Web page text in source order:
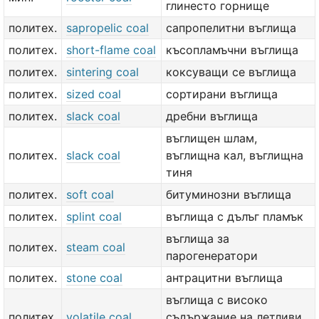
глинесто горнище
политех.
sapropelic coal
сапропелитни въглища
политех.
short-flame coal
късопламъчни въглища
политех.
sintering coal
коксуващи се въглища
политех.
sized coal
сортирани въглища
политех.
slack coal дребни въглища
политех. slack coal
въглищен шлам,
въглищна кал, въглищна
тиня
политех.
soft coal
битуминозни въглища
политех.
splint coal въглища с дълъг пламък
политех. steam coal
въглища за
парогенератори
политех.
stone coal антрацитни въглища
въглища с високо